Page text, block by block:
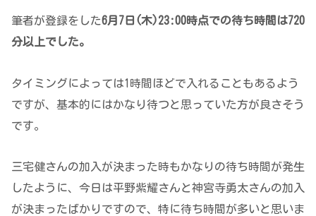
筆者が登録をした6月7日(木)23:00時点での待ち時間は720
分以上でした。
タイミングによっては1時間ほどで入れることもあるよう
ですが、基本的にはかなり待つと思っていた方が良さそう
です。
三宅健さんの加入が決まった時もかなりの待ち時間が発生
したように、今日は平野紫耀さんと神宮寺勇太さんの加入
が決まったばかりですので、特に待ち時間が多いと思いま